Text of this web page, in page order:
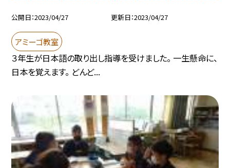
公開日 2023/04/27 更新日 2023/04/27
アミーゴ教室
３年生が日本語の取り出し指導を受けました。 一生懸命に、
日本を覚えます。 どんど...